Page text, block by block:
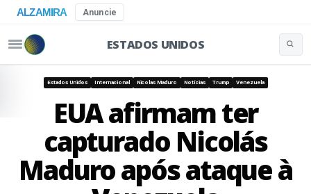
ALZAMIRA Anuncie
ESTADOS UNIDOS
Estados Unidos Internacional Nicolas Maduro Notícias Trump Venezuela
EUA afirmam ter
capturado Nicolás
Maduro após ataque à